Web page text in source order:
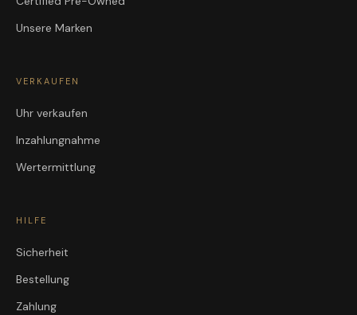
Unsere Marken
VERKAUFEN
Uhr verkaufen
Inzahlungnahme
Wertermittlung
HILFE
Sicherheit
Bestellung
Zahlung